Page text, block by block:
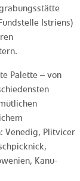
Istriens)
Palette – von
Venedig, Plitvicer
Kanu-